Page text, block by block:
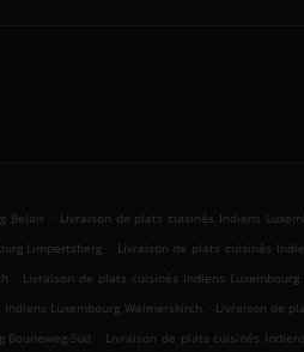
Belair . Livraison de plats cuisinés Indiens
Limpertsberg . Livraison de plats cuisinés
. Livraison de plats cuisinés Indiens Luxembourg
Luxembourg Weimerskirch . Livraison de
Süd . Livraison de plats cuisinés